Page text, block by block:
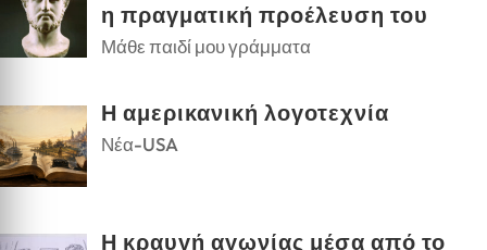
η πραγματική προέλευση του
Μάθε παιδί μου γράμματα
Η αμερικανική λογοτεχνία
Νέα-USA
Η κραυγή αγωνίας μέσα από το